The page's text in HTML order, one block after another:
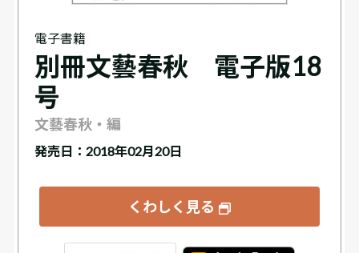
電子書籍
別冊文藝春秋 電子版18
号
文藝春秋・編
発売日：2018年02月20日
くわしく見る